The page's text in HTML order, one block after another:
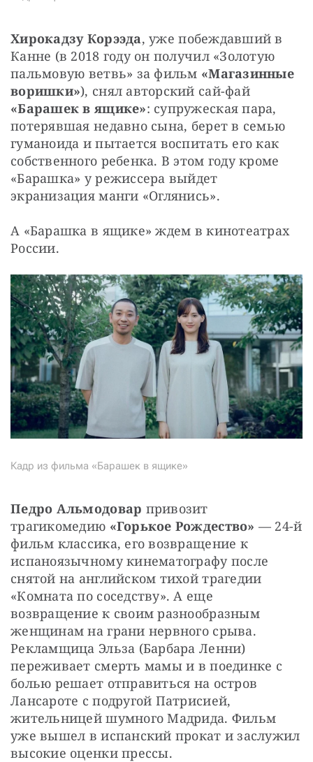
Хирокадзу Корээда, уже побеждавший в
Канне (в 2018 году он получил «Золотую
пальмовую ветвь» за фильм «Магазинные
воришки»
), снял авторский сай-фай
«Барашек в ящике»: супружеская пара,
потерявшая недавно сына, берет в семью
гуманоида и пытается воспитать его как
собственного ребенка. В этом году кроме
«Барашка» у режиссера выйдет
экранизация манги «Оглянись».
А «Барашка в ящике» ждем в кинотеатрах
России.
Кадр из фильма «Барашек в ящике»
Педро Альмодовар привозит
трагикомедию «Горькое Рождество» — 24-й
фильм классика, его возвращение к
испаноязычному кинематографу после
снятой на английском тихой трагедии
«Комната по соседству». А еще
возвращение к своим разнообразным
женщинам на грани нервного срыва.
Рекламщица Эльза (Барбара Ленни)
переживает смерть мамы и в поединке с
болью решает отправиться на остров
Лансароте с подругой Патрисией,
жительницей шумного Мадрида. Фильм
уже вышел в испанский прокат и заслужил
высокие оценки прессы.